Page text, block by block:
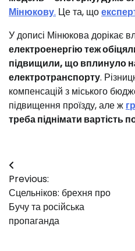
Мінюкову. Це та, що
У дописі Мінюкова дорікає
електроенергію теж
підвищили, що вплинуло
електротранспорту.
компенсацій з міського
підвищення проїзду, але ж
треба піднімати вартість
Навігація
записів
Previous:
Сцельніков: брехня про
Бучу та російська
пропаганда